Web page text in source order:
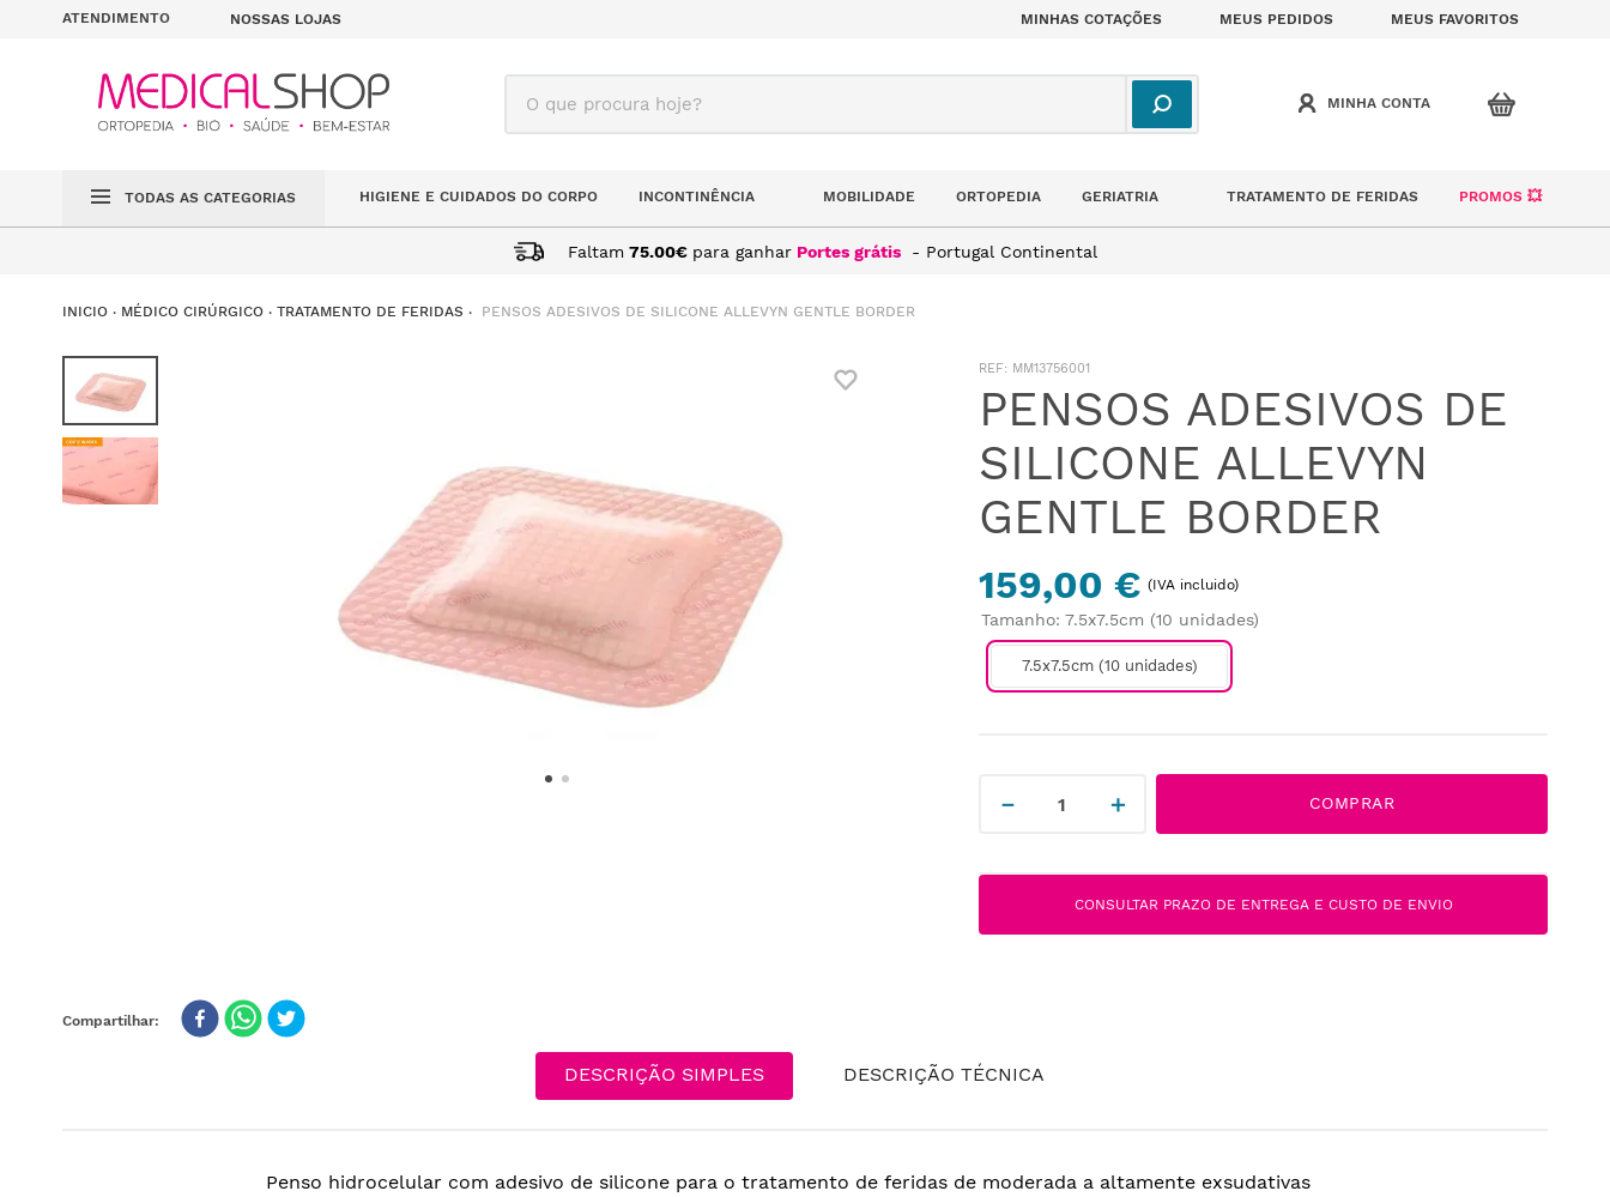
ATENDIMENTO NOSSAS LOJAS MINHAS COTAÇÕES MEUS PEDIDOS MEUS FAVORITOS
O que procura hoje?
TODAS AS CATEGORIAS HIGIENE E CUIDADOS DO CORPO INCONTINÊNCIA MOBILIDADE ORTOPEDIA GERIATRIA TRATAMENTO DE FERIDAS PROMOS 💥
Faltam 75.00€ para ganhar Portes grátis - Portugal Continental
MÉDICO CIRÚRGICO TRATAMENTO DE FERIDAS PENSOS ADESIVOS DE SILICONE ALLEVYN GENTLE BORDER
: MM13756001
PENSOS ADESIVOS DE
SILICONE ALLEVYN
GENTLE BORDER
159,00 € (IVA incluido)
Tamanho: 7.5x7.5cm (10 unidades)
7.5x7.5cm (10 unidades)
＋
－ COMPRAR
CONSULTAR PRAZO DE ENTREGA E CUSTO DE ENVIO
DESCRIÇÃO SIMPLES DESCRIÇÃO TÉCNICA
Penso hidrocelular com adesivo de silicone para o tratamento de feridas de moderada a altamente exsudativas